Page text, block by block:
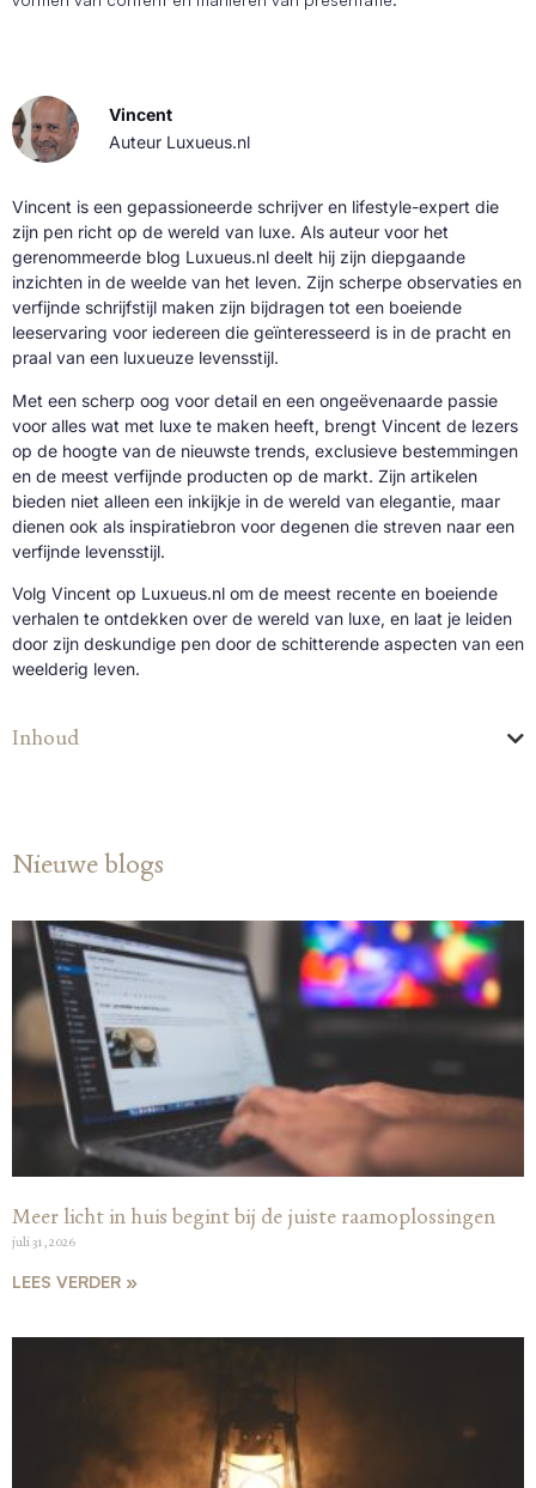
Vincent
Auteur Luxueus.nl
Vincent is een gepassioneerde schrijver en lifestyle-expert die
zijn pen richt op de wereld van luxe. Als auteur voor het
gerenommeerde blog Luxueus.nl deelt hij zijn diepgaande
inzichten in de weelde van het leven. Zijn scherpe observaties en
verfijnde schrijfstijl maken zijn bijdragen tot een boeiende
leeservaring voor iedereen die geïnteresseerd is in de pracht en
praal van een luxueuze levensstijl.
Met een scherp oog voor detail en een ongeëvenaarde passie
voor alles wat met luxe te maken heeft, brengt Vincent de lezers
op de hoogte van de nieuwste trends, exclusieve bestemmingen
en de meest verfijnde producten op de markt. Zijn artikelen
bieden niet alleen een inkijkje in de wereld van elegantie, maar
dienen ook als inspiratiebron voor degenen die streven naar een
verfijnde levensstijl.
Volg Vincent op Luxueus.nl om de meest recente en boeiende
verhalen te ontdekken over de wereld van luxe, en laat je leiden
door zijn deskundige pen door de schitterende aspecten van een
weelderig leven.
Inhoud
Nieuwe blogs
Meer licht in huis begint bij de juiste raamoplossingen
juli 31, 2026
LEES VERDER »